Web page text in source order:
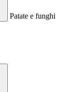
Patate e funghi